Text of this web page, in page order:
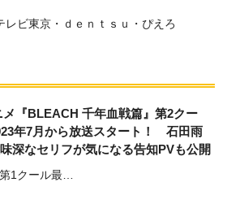
ビ東京・ｄｅｎｔｓｕ・ぴえろ
メ『BLEACH 千年血戦篇』第2クー
年7月から放送スタート！ 石田雨
深なセリフが気になる告知PVも公開
1クール最…